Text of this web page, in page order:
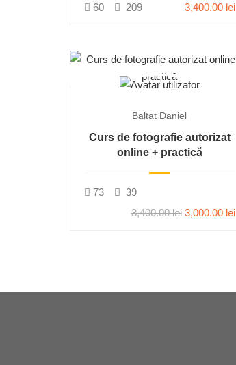
60 209 3,400.00 lei
Baltat Daniel
Curs de fotografie autorizat
online + practică
73
39
3,400.00 lei 3,000.00 lei